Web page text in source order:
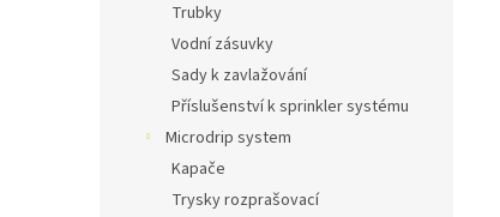
Trubky
Vodní zásuvky
Sady k zavlažování
Příslušenství k sprinkler systému
Microdrip system
Kapače
Trysky rozprašovací